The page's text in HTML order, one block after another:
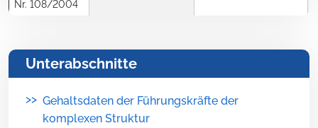
Nr. 108/2004
Unterabschnitte
>> Gehaltsdaten der Führungskräfte der
komplexen Struktur